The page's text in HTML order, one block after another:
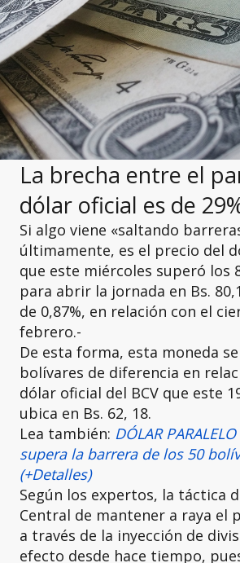
La brecha entre el
dólar oficial es de
Si algo viene «saltando
últimamente, es el precio del
que este miércoles superó los
para abrir la jornada en Bs.
de 0,87%, en relación con el
febrero.-
De esta forma, esta moneda
bolívares de diferencia en
dólar oficial del BCV que este
ubica en Bs. 62, 18.
Lea también: DÓLAR
supera la barrera de los 50
(+Detalles)
Según los expertos, la táctica
Central de mantener a raya el
a través de la inyección de
efecto desde hace tiempo,